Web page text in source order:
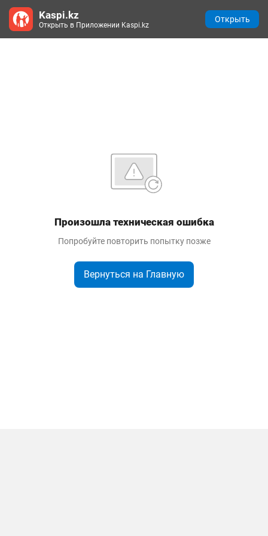
Произошла техническая ошибка
Попробуйте повторить попытку позже
Вернуться на Главную
Kaspi.kz
Открыть в Приложении Kaspi.kz
Открыть